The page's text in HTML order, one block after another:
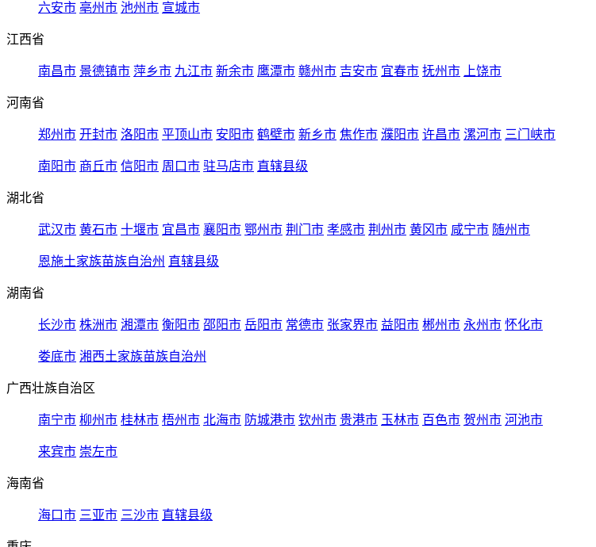
六安市 亳州市 池州市 宣城市
江西省
南昌市 景德镇市 萍乡市 九江市 新余市 鹰潭市 赣州市 吉安市 宜春市 抚州市 上饶市
河南省
郑州市 开封市 洛阳市 平顶山市 安阳市 鹤壁市 新乡市 焦作市 濮阳市 许昌市 漯河市 三门峡市
南阳市 商丘市 信阳市 周口市 驻马店市 直辖县级
湖北省
武汉市 黄石市 十堰市 宜昌市 襄阳市 鄂州市 荆门市 孝感市 荆州市 黄冈市 咸宁市 随州市
恩施土家族苗族自治州 直辖县级
湖南省
长沙市 株洲市 湘潭市 衡阳市 邵阳市 岳阳市 常德市 张家界市 益阳市 郴州市 永州市 怀化市
娄底市 湘西土家族苗族自治州
广西壮族自治区
南宁市 柳州市 桂林市 梧州市 北海市 防城港市 钦州市 贵港市 玉林市 百色市 贺州市 河池市
来宾市 崇左市
海南省
海口市 三亚市 三沙市 直辖县级